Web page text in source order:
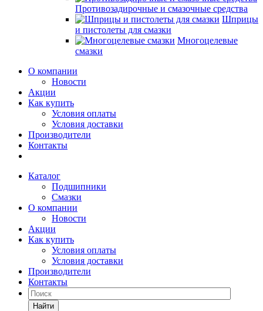
Противозадирочные и смазочные средства
Шприцы
и пистолеты для смазки
Многоцелевые
смазки
О компании
Новости
Акции
Как купить
Условия оплаты
Условия доставки
Производители
Контакты
Каталог
Подшипники
Смазки
О компании
Новости
Акции
Как купить
Условия оплаты
Условия доставки
Производители
Контакты
Найти